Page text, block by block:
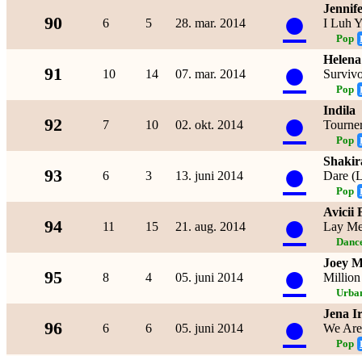
90 6 5 28. mar. 2014 ●
I Luh
Pop
91 10 14 07. mar. 2014 ● Pop
92 7 10 02. okt. 2014 ●
Indila
Pop
93 6 3 13. juni 2014 ●
Dare
Pop
94 11 15 21. aug. 2014 ●
Avicii
Lay
95 8 4 05. juni 2014 ●
Joey
Million
96 6 6 05. juni 2014 ●
Jena
We
Pop